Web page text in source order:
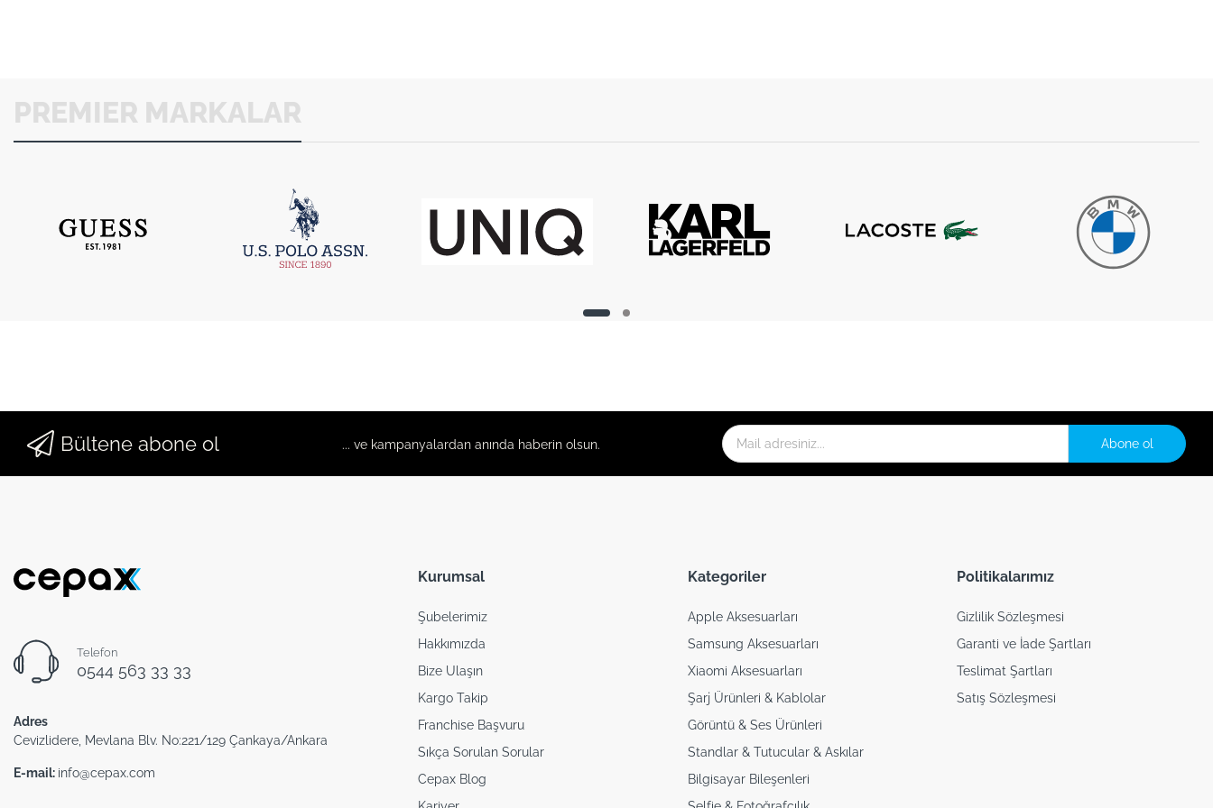
PREMIER MARKALAR
Bültene abone ol ... ve kampanyalardan anında haberin olsun. Abone ol
Telefon
0544 563 33 33
Adres
Cevizlidere, Mevlana Blv. No:221/129 Çankaya/Ankara
E-mail: info@cepax.com
Kurumsal
Şubelerimiz
Hakkımızda
Bize Ulaşın
Kargo Takip
Franchise Başvuru
Sıkça Sorulan Sorular
Cepax Blog
Kategoriler
Apple Aksesuarları
Samsung Aksesuarları
Xiaomi Aksesuarları
Şarj Ürünleri & Kablolar
Görüntü & Ses Ürünleri
Standlar & Tutucular & Askılar
Bilgisayar Bileşenleri
Politikalarımız
Gizlilik Sözleşmesi
Garanti ve İade Şartları
Teslimat Şartları
Satış Sözleşmesi